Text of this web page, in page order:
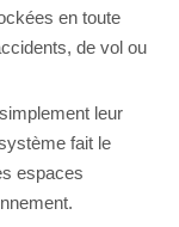
en toute
de vol ou
leur
fait le
espaces